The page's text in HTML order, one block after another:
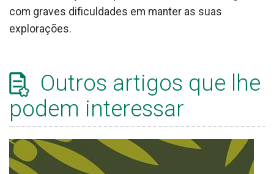
com graves dificuldades em manter as suas
explorações.
Outros artigos que lhe
podem interessar